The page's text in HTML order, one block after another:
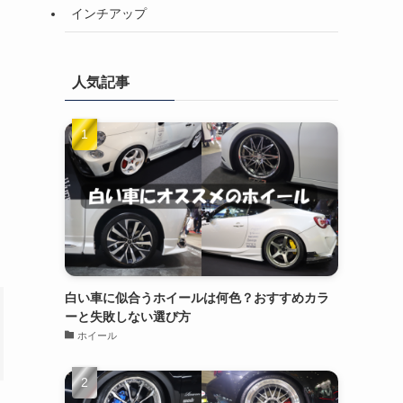
インチアップ
人気記事
白い車に似合うホイールは何色？おすすめカラ
ーと失敗しない選び方
ホイール